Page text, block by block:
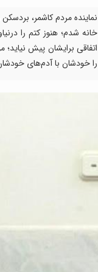
نماینده مردم کاشمر،
خانه شدم؛ هنوز کتم را
را خودشان با آدم‌های